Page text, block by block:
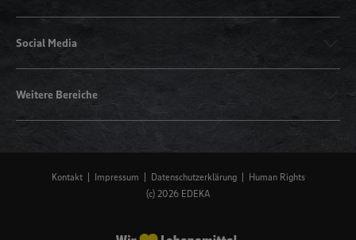
Social Media
Weitere Bereiche
Kontakt Impressum Datenschutzerklärung
Human Rights
(c) 2026 EDEKA